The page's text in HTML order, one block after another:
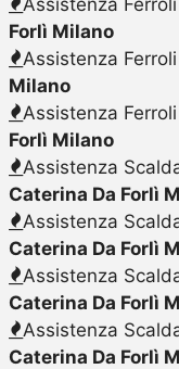
Forlì Milano
Assistenza
Milano
Assistenza
Forlì Milano
Assistenza
Caterina Da Forlì
Assistenza
Caterina Da Forlì
Assistenza
Caterina Da Forlì
Assistenza
Caterina Da Forlì